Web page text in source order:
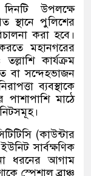
উপলক্ষে
স্থানে পুলিশের
করা হবে।
মহানগরের
কার্যক্রম
বা সন্দেহভাজন
ব্যবস্থাকে
মাঠে
(কাউন্টার
ইউনিট সার্বক্ষণিক
ধরনের আগাম
স্পেশাল ব্রাঞ্চ